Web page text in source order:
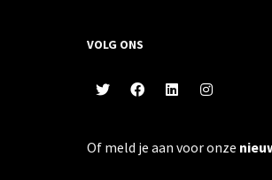
VOLG ONS
Of meld je aan voor onze